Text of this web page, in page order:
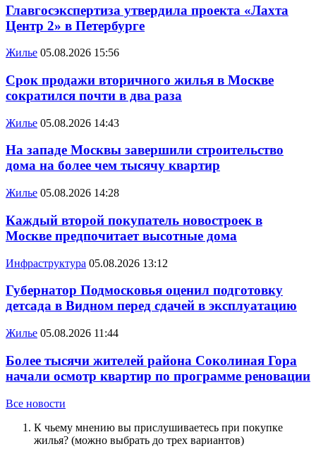
Главгосэкспертиза утвердила проекта «Лахта
Центр 2» в Петербурге
Жилье 05.08.2026 15:56
Срок продажи вторичного жилья в Москве
сократился почти в два раза
Жилье 05.08.2026 14:43
На западе Москвы завершили строительство
дома на более чем тысячу квартир
Жилье 05.08.2026 14:28
Каждый второй покупатель новостроек в
Москве предпочитает высотные дома
Инфраструктура 05.08.2026 13:12
Губернатор Подмосковья оценил подготовку
детсада в Видном перед сдачей в эксплуатацию
Жилье 05.08.2026 11:44
Более тысячи жителей района Соколиная Гора
начали осмотр квартир по программе реновации
Все новости
К чьему мнению вы прислушиваетесь при покупке
жилья? (можно выбрать до трех вариантов)